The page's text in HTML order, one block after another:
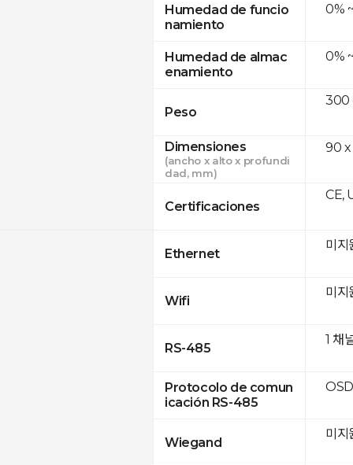
Humedad de funcio
namiento
Humedad de almac
enamiento
Peso
Dimensiones
(ancho x alto x profundi
dad, mm)
Certificaciones
Ethernet
Wifi
RS-485
Protocolo de comun
icación RS-485
Wiegand
0%
0%
300
90 x
CE,
미지
미지
1 채
미지